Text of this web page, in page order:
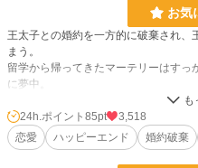
お気
王太子との婚約を一方的に破棄され、
まう。
留学から帰ってきたマーテリーはすっ
に夢中。
政略結婚と割り切っていたが納得いか
かぶせられ国外追放になる。
家族にも見捨てられ、頼れる人が居な
24h.ポイント 85pt
3,518
恋愛
ハッピーエンド 婚約破棄